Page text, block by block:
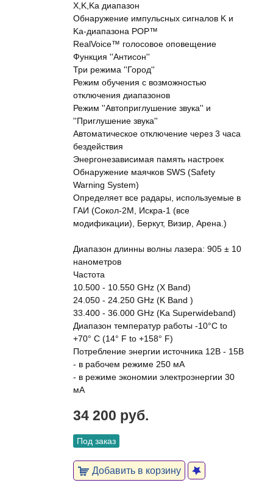
X,K,Ka диапазон
Обнаружение импульсных сигналов K и
Ka-диапазона POP™
RealVoice™ голосовое оповещение
Функция ''Антисон''
Три режима ''Город''
Режим обучения с возможностью
отключения диапазонов
Режим ''Автоприглушение звука'' и
''Приглушение звука''
Автоматическое отключение через 3 часа
бездействия
Энергонезависимая память настроек
Обнаружение маячков SWS (Safety
Warning System)
Определяет все радары, используемые в
ГАИ (Сокол-2М, Искра-1 (все
модификации), Беркут, Визир, Арена.)
Диапазон длинны волны лазера: 905 ± 10
нанометров
Частота
10.500 - 10.550 GHz (X Band)
24.050 - 24.250 GHz (K Band )
33.400 - 36.000 GHz (Ka Superwideband)
Диапазон температур работы -10°C to
+70° C (14° F to +158° F)
Потребление энергии источника 12В - 15В
- в рабочем режиме 250 мА
- в режиме экономии электроэнергии 30
мА
34 200 руб.
Под заказ
Добавить в корзину